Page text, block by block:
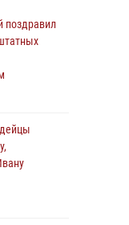
поздравил